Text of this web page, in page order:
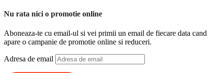
Nu rata nici o promotie online
Aboneaza-te cu email-ul si vei primii un email de fiecare data cand
apare o campanie de promotie online si reduceri.
Adresa de email